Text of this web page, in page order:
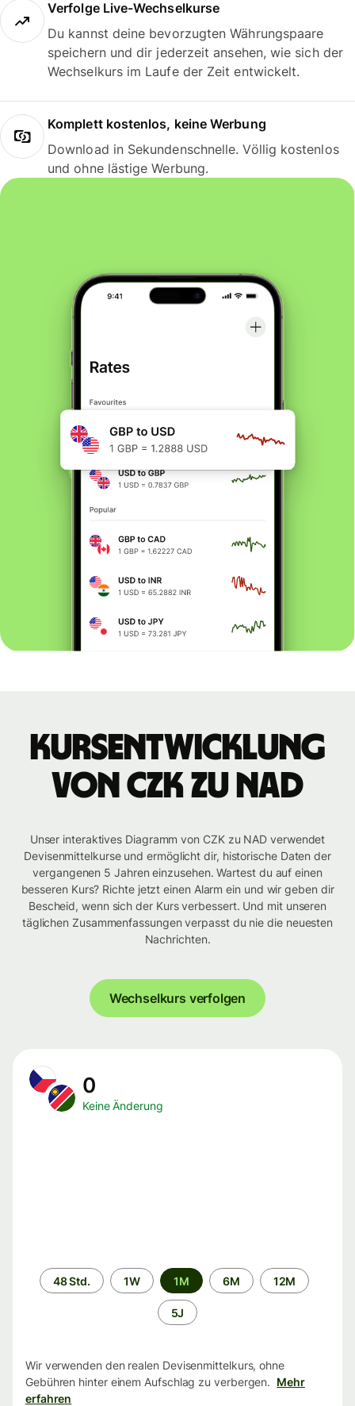
Verfolge Live-Wechselkurse
Du kannst deine bevorzugten Währungspaare
speichern und dir jederzeit ansehen, wie sich der
Wechselkurs im Laufe der Zeit entwickelt.
Komplett kostenlos, keine Werbung
Download in Sekundenschnelle. Völlig kostenlos
und ohne lästige Werbung.
Kursentwicklung
von CZK zu NAD
Unser interaktives Diagramm von CZK zu NAD verwendet
Devisenmittelkurse und ermöglicht dir, historische Daten der
vergangenen 5 Jahren einzusehen. Wartest du auf einen
besseren Kurs? Richte jetzt einen Alarm ein und wir geben dir
Bescheid, wenn sich der Kurs verbessert. Und mit unseren
täglichen Zusammenfassungen verpasst du nie die neuesten
Nachrichten.
Wechselkurs verfolgen
0
Keine Änderung
Zeitraum
48 Std. 1W 1M 6M 12M
5J
Wir verwenden den realen Devisenmittelkurs, ohne
Gebühren hinter einem Aufschlag zu verbergen. Mehr
erfahren